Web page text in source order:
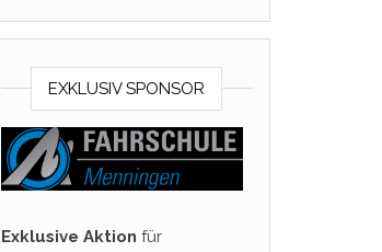
EXKLUSIV SPONSOR
Exklusive Aktion für